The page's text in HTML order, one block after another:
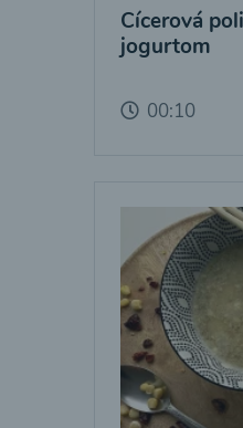
Cícerová
jogurtom
00:10